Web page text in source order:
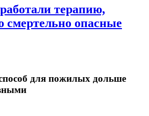
терапию,
опасные
для пожилых дольше